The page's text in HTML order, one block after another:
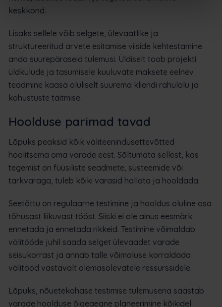
keskkond.
Lisaks sellele võib selgete, ülevaatlike ja
struktureeritud arvete esitamise viiside kehtestamine
anda suurepäraseid tulemusi. Üldiselt toob projekti
üldkulude ja tasumisele kuuluvate maksete eelnev
teadmine kaasa oluliselt suurema kliendi rahulolu ja
kohustuste täitmise.
Hoolduse parimad tavad
Lõpuks peaksid kõik väliteenindusettevõtted
hoolitsema oma varade eest. Sõltumata sellest, kas
tegemist on füüsiliste seadmete, süsteemide või
tarkvaraga, tuleb kõiki varasid hallata ja hooldada.
Seetõttu on regulaarne testimine ja hooldus oluline osa
tõhusast liikuvast tööst. Siiski ei ole ainus eesmärk
ennetada ja ennetada rikkeid. Testimine võimaldab
välitööde juhil saada selget ülevaadet varade
seisukorrast ja annab talle võimaluse korraldada
välitööd vastavalt olemasolevatele ressurssidele.
Lõpuks, nõuetekohase testimise tulemusena säästab
varade hoolduse õigeaegne planeerimine kõikidel